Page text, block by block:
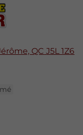
QC J5L 1Z6